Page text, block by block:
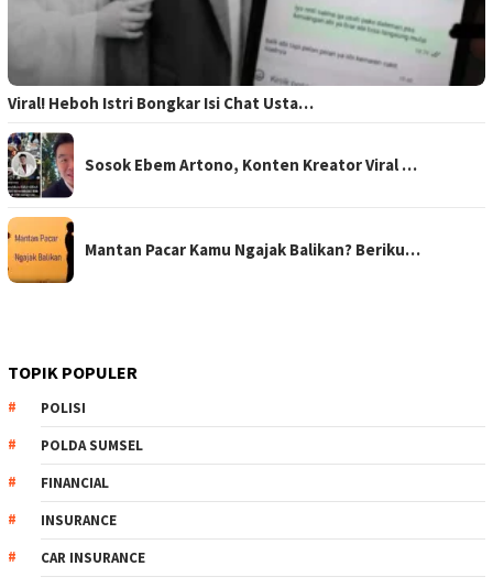
Viral! Heboh Istri Bongkar Isi Chat Usta…
Sosok Ebem Artono, Konten Kreator Viral …
Mantan Pacar Kamu Ngajak Balikan? Beriku…
TOPIK POPULER
POLISI
POLDA SUMSEL
FINANCIAL
INSURANCE
CAR INSURANCE